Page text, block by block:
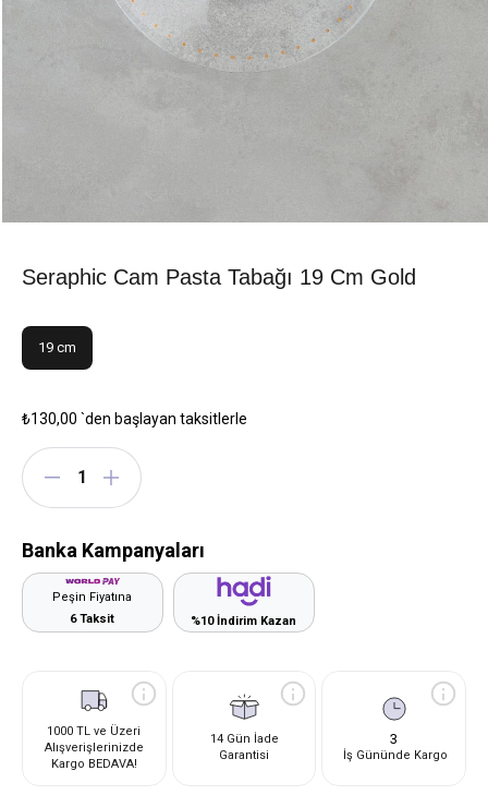
Seraphic Cam Pasta Tabağı 19 Cm Gold
19 cm
₺130,00 `den başlayan taksitlerle
Banka Kampanyaları
Peşin Fiyatına
6 Taksit
%10 İndirim Kazan
1000 TL ve Üzeri
Alışverişlerinizde
Kargo BEDAVA!
14 Gün İade
Garantisi
3
İş Gününde Kargo